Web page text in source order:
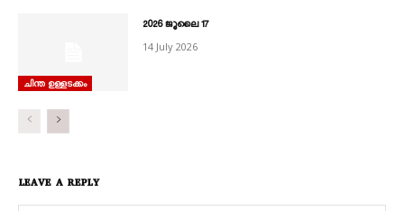
ചിന്ത ഉള്ളടക്കം
2026 ജൂലൈ 17
14 July 2026
LEAVE A REPLY